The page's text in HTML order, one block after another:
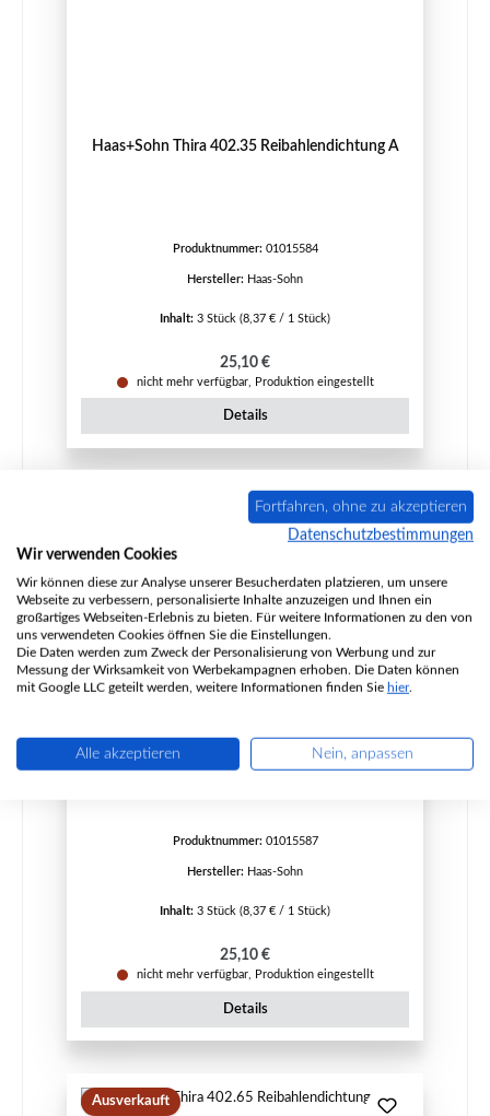
Haas+Sohn Thira 402.35 Reibahlendichtung A
Produktnummer: 01015584
Hersteller: Haas-Sohn
Inhalt: 3 Stück (8,37 € / 1 Stück)
Regulärer Preis:
25,10 €
nicht mehr verfügbar, Produktion eingestellt
Details
Haas+Sohn Thira 402.50 Reibahlendichtung B
Produktnummer: 01015587
Hersteller: Haas-Sohn
Inhalt: 3 Stück (8,37 € / 1 Stück)
Regulärer Preis:
25,10 €
nicht mehr verfügbar, Produktion eingestellt
Details
Ausverkauft
Fortfahren, ohne zu akzeptieren
Datenschutzbestimmungen
Wir verwenden Cookies
Wir können diese zur Analyse unserer Besucherdaten platzieren, um unsere
Webseite zu verbessern, personalisierte Inhalte anzuzeigen und Ihnen ein
großartiges Webseiten-Erlebnis zu bieten. Für weitere Informationen zu den von
uns verwendeten Cookies öffnen Sie die Einstellungen.
Die Daten werden zum Zweck der Personalisierung von Werbung und zur
Messung der Wirksamkeit von Werbekampagnen erhoben. Die Daten können
mit Google LLC geteilt werden, weitere Informationen finden Sie hier.
Alle akzeptieren Nein, anpassen